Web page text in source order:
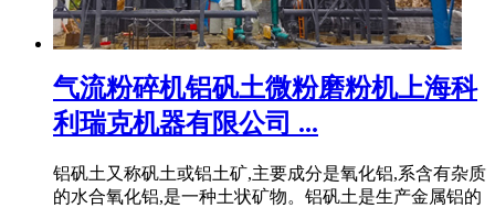
气流粉碎机铝矾土微粉磨粉机上海科
利瑞克机器有限公司 ...
铝矾土又称矾土或铝土矿,主要成分是氧化铝,系含有杂质
的水合氧化铝,是一种土状矿物。铝矾土是生产金属铝的